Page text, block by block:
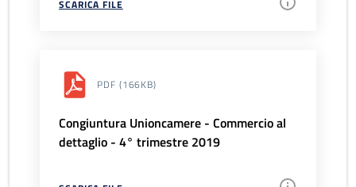
SCARICA FILE
PDF (166KB)
Congiuntura Unioncamere - Commercio al
dettaglio - 4° trimestre 2019